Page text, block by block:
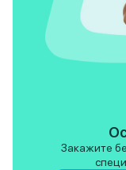
местами
Но для
поездок на
выбор. Если
Закажите